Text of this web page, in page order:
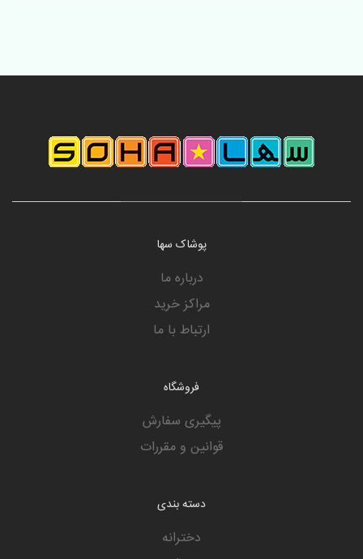
پوشاک سها
درباره ما
مراکز خرید
ارتباط با ما
فروشگاه
پیگیری سفارش
قوانین و مقررات
دسته بندی
دخترانه